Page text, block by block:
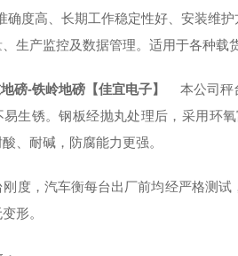
确度高、长期工作稳定性好、安装维
生产监控及数据管理。适用于各种载
磅-铁岭地磅【佳宜电子】
本公司秤
易生锈。钢板经抛丸处理后，采用环
、耐碱，防腐能力更强。
度，汽车衡每台出厂前均经严格测试
形。